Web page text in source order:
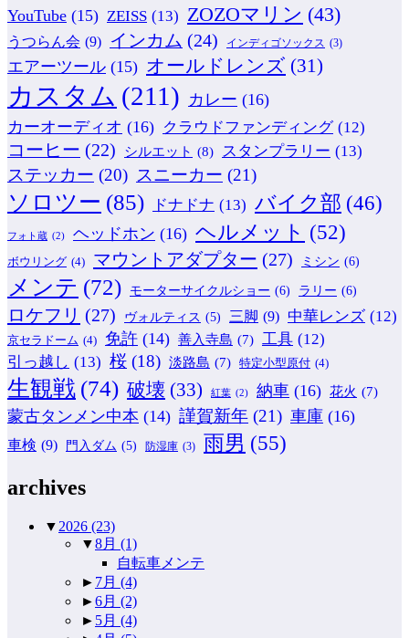
YouTube (15) ZEISS (13) ZOZOマリン (43)
うつらん会 (9) インカム (24) インディゴソックス (3)
エアーツール (15) オールドレンズ (31)
カスタム (211) カレー (16)
カーオーディオ (16) クラウドファンディング (12)
コーヒー (22) シルエット (8) スタンプラリー (13)
ステッカー (20) スニーカー (21)
ソロツー (85) ドナドナ (13) バイク部 (46)
フォト蔵 (2) ヘッドホン (16) ヘルメット (52)
ボウリング (4) マウントアダプター (27) ミシン (6)
メンテ (72) モーターサイクルショー (6) ラリー (6)
ロケフリ (27) ヴォルティス (5) 三脚 (9) 中華レンズ (12)
京セラドーム (4) 免許 (14) 善入寺島 (7) 工具 (12)
引っ越し (13) 桜 (18) 淡路島 (7) 特定小型原付 (4)
生観戦 (74) 破壊 (33) 紅葉 (2) 納車 (16) 花火 (7)
蒙古タンメン中本 (14) 謹賀新年 (21) 車庫 (16)
車検 (9) 門入ダム (5) 防湿庫 (3) 雨男 (55)
archives
▼ 2026 (23)
▼8月 (1)
自転車メンテ
► 7月 (4)
►6月 (2)
► 5月 (4)